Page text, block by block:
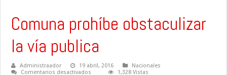
Comuna prohíbe obstaculizar
la vía publica
Administraador 19 abril, 2016
Nacionales
Comentarios desactivados
1,328 Vistas